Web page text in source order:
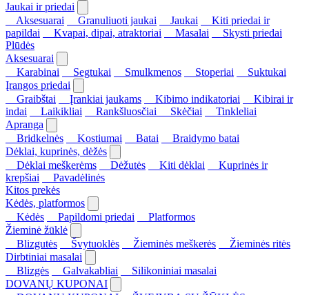
Jaukai ir priedai
Aksesuarai
Granuliuoti jaukai Jaukai
Kiti priedai ir
papildai
Kvapai, dipai, atraktoriai Masalai
Skysti priedai
Plūdės
Aksesuarai
Karabinai
Segtukai Smulkmenos Stoperiai
Suktukai
Įrangos priedai
Graibštai
Įrankiai jaukams Kibimo indikatoriai
Kibirai ir
indai
Laikikliai Rankšluosčiai Skėčiai
Tinkleliai
Apranga
Bridkelnės
Kostiumai Batai
Braidymo batai
Dėklai, kuprinės, dėžės
Dėklai meškerėms
Dėžutės Kiti dėklai
Kuprinės ir
krepšiai
Pavadėlinės
Kitos prekės
Kėdės, platformos
Kėdės
Papildomi priedai
Platformos
Žieminė žūklė
Blizgutės
Švytuoklės Žieminės meškerės
Žieminės ritės
Dirbtiniai masalai
Blizgės
Galvakabliai
Silikoniniai masalai
DOVANŲ KUPONAI